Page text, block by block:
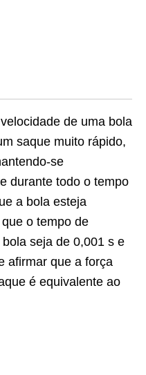
de uma bola
saque muito rápido,
se
durante todo o tempo
a bola esteja
o tempo de
seja de 0,001 s e
afirmar que a força
é equivalente ao